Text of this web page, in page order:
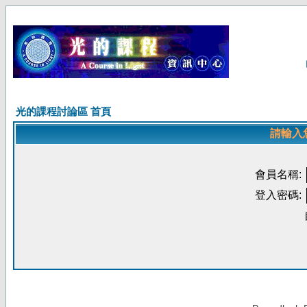
光的課程討論區 首頁
請輸入
會員名稱:
登入密碼: